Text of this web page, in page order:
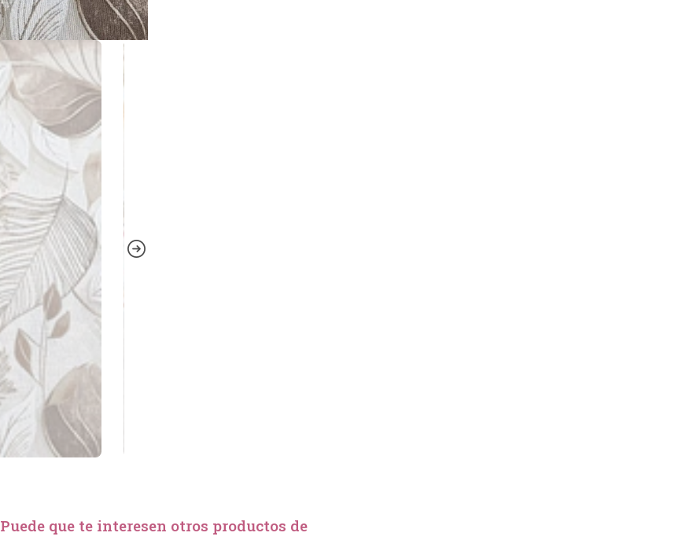
Puede que te interesen otros productos de